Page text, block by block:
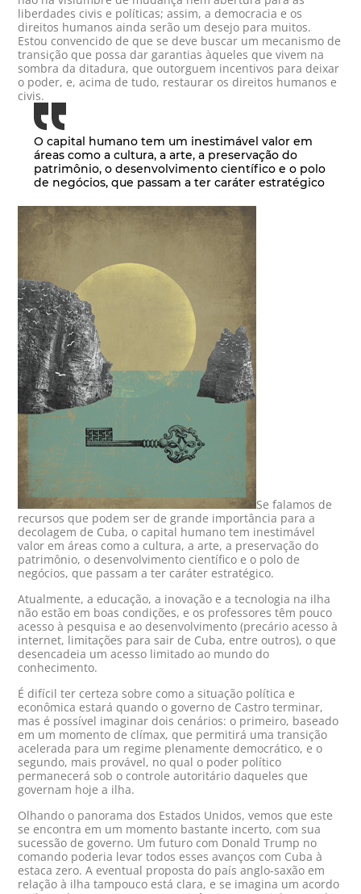
liberdades civis e políticas; assim, a democracia e os
direitos humanos ainda serão um desejo para muitos.
Estou convencido de que se deve buscar um mecanismo de
transição que possa dar garantias àqueles que vivem na
sombra da ditadura, que outorguem incentivos para deixar
o poder, e, acima de tudo, restaurar os direitos humanos e
civis.
O capital humano tem um inestimável valor em
áreas como a cultura, a arte, a preservação do
patrimônio, o desenvolvimento científico e o polo
de negócios, que passam a ter caráter estratégico
Se falamos de
recursos que podem ser de grande importância para a
decolagem de Cuba, o capital humano tem inestimável
valor em áreas como a cultura, a arte, a preservação do
patrimônio, o desenvolvimento científico e o polo de
negócios, que passam a ter caráter estratégico.
Atualmente, a educação, a inovação e a tecnologia na ilha
não estão em boas condições, e os professores têm pouco
acesso à pesquisa e ao desenvolvimento (precário acesso à
internet, limitações para sair de Cuba, entre outros), o que
desencadeia um acesso limitado ao mundo do
conhecimento.
É difícil ter certeza sobre como a situação política e
econômica estará quando o governo de Castro terminar,
mas é possível imaginar dois cenários: o primeiro, baseado
em um momento de clímax, que permitirá uma transição
acelerada para um regime plenamente democrático, e o
segundo, mais provável, no qual o poder político
permanecerá sob o controle autoritário daqueles que
governam hoje a ilha.
Olhando o panorama dos Estados Unidos, vemos que este
se encontra em um momento bastante incerto, com sua
sucessão de governo. Um futuro com Donald Trump no
comando poderia levar todos esses avanços com Cuba à
estaca zero. A eventual proposta do país anglo-saxão em
relação à ilha tampouco está clara, e se imagina um acordo